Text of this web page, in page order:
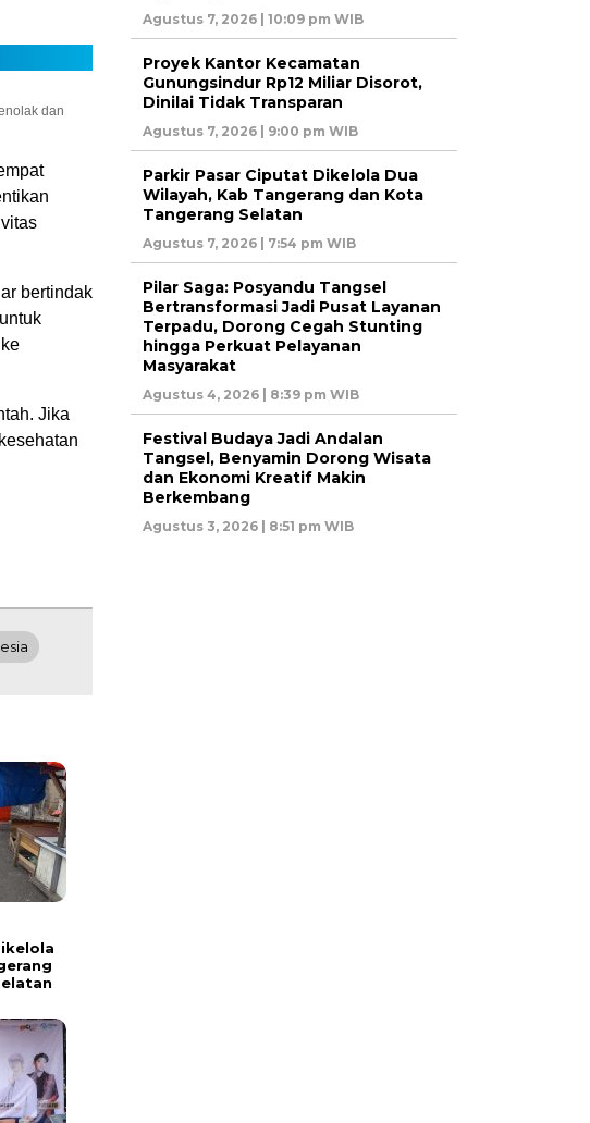
dan
bertindak
Jika
Agustus 7, 2026 | 10:09 pm WIB
Proyek Kantor Kecamatan
Gunungsindur Rp12 Miliar Disorot,
Dinilai Tidak Transparan
Agustus 7, 2026 | 9:00 pm WIB
Parkir Pasar Ciputat Dikelola Dua
Wilayah, Kab Tangerang dan Kota
Tangerang Selatan
Agustus 7, 2026 | 7:54 pm WIB
Pilar Saga: Posyandu Tangsel
Bertransformasi Jadi Pusat Layanan
Terpadu, Dorong Cegah Stunting
hingga Perkuat Pelayanan
Masyarakat
Agustus 4, 2026 | 8:39 pm WIB
Festival Budaya Jadi Andalan
Tangsel, Benyamin Dorong Wisata
dan Ekonomi Kreatif Makin
Berkembang
Agustus 3, 2026 | 8:51 pm WIB